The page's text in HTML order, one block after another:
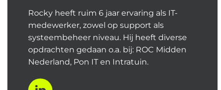
Rocky heeft ruim 6 jaar ervaring als IT-
medewerker, zowel op support als
systeembeheer niveau. Hij heeft diverse
opdrachten gedaan o.a. bij: ROC Midden
Nederland, Pon IT en Intratuin.